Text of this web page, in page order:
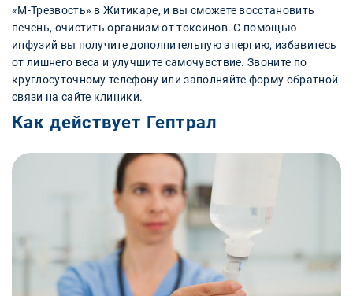
«М-Трезвость» в Житикаре, и вы сможете восстановить
печень, очистить организм от токсинов. С помощью
инфузий вы получите дополнительную энергию, избавитесь
от лишнего веса и улучшите самочувствие. Звоните по
круглосуточному телефону или заполняйте форму обратной
связи на сайте клиники.
Как действует Гептрал